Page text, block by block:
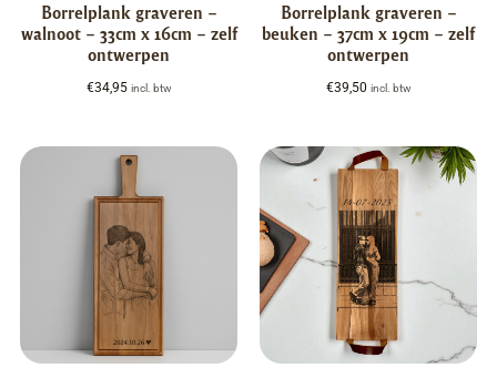
Borrelplank graveren –
walnoot – 33cm x 16cm – zelf
ontwerpen
€34,95 incl. btw
Borrelplank graveren –
beuken – 37cm x 19cm – zelf
ontwerpen
€39,50 incl. btw